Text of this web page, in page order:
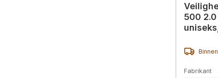
500
Fabrikant